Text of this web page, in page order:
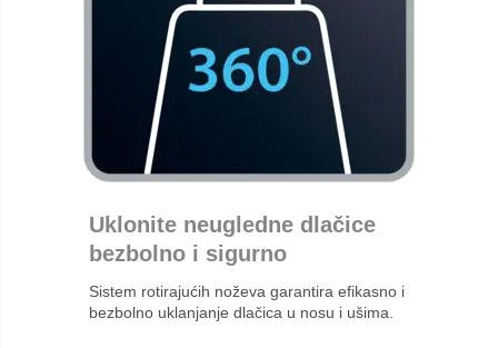
Uklonite neugledne dlačice
bezbolno i sigurno
Sistem rotirajućih noževa garantira efikasno i
bezbolno uklanjanje dlačica u nosu i ušima.